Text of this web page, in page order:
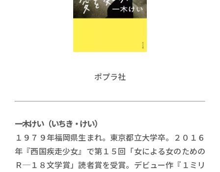
ポプラ社
一木けい（いちき・けい）
１９７９年福岡県生まれ。東京都立大学卒。２０１６
年『西国疾走少女』で第１５回「女による女のための
Ｒ─１８文学賞」読者賞を受賞。デビュー作『１ミリ